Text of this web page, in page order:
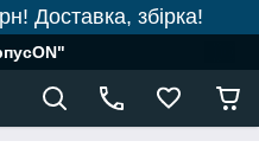
Доставка, збірка!